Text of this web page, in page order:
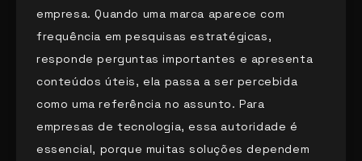
empresa. Quando uma marca aparece com
frequência em pesquisas estratégicas,
responde perguntas importantes e apresenta
conteúdos úteis, ela passa a ser percebida
como uma referência no assunto. Para
empresas de tecnologia, essa autoridade é
essencial, porque muitas soluções dependem